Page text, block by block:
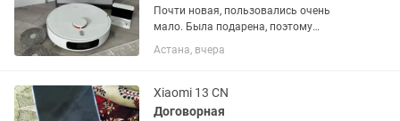
Почти новая, пользовались очень
мало. Была подарена, поэтому
продается. Состояние отличное.
Xiaomi S10+ — мощная,
4000 Па, лазерная навигация, двойное
давление при мытье,...
Астана, вчера
Xiaomi 13 CN
Договорная